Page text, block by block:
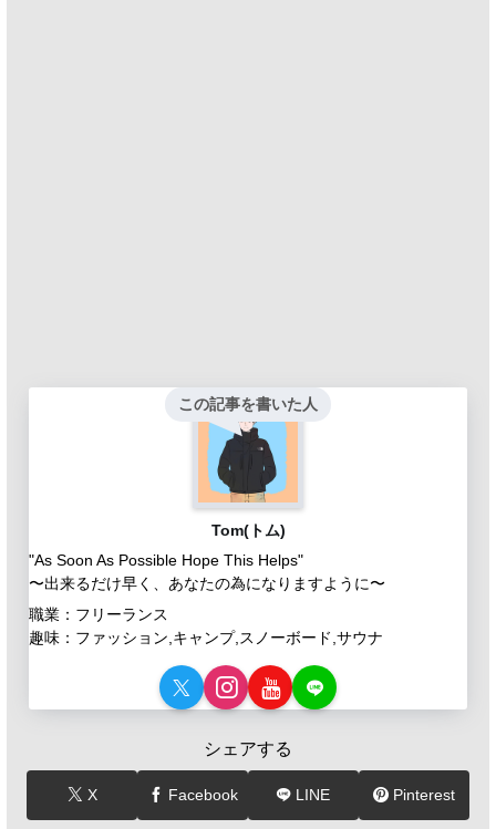
この記事を書いた人
Tom(トム)
"As Soon As Possible Hope This Helps"
〜出来るだけ早く、あなたの為になりますように〜
職業：フリーランス
趣味：ファッション,キャンプ,スノーボード,サウナ
シェアする
X Facebook LINE Pinterest